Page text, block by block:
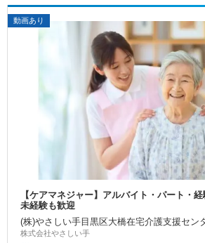
動画あり
【ケアマネジャー】アルバイト・パート・
未経験も歓迎
(株)やさしい手目黒区大橋在宅介護支援セン
株式会社やさしい手